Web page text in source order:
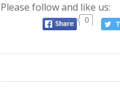
Please follow and like us:
0